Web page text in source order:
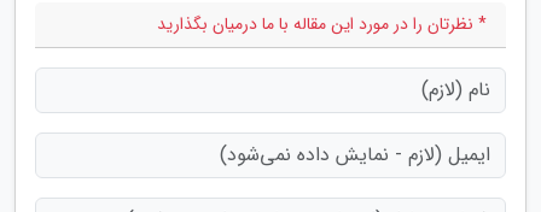
* نظرتان را در مورد این مقاله با ما درمیان بگذارید